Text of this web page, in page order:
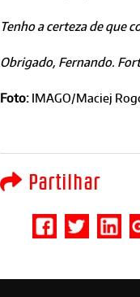
Tenho a certeza de que
Obrigado, Fernando.
Foto: IMAGO/Maciej
Partilhar